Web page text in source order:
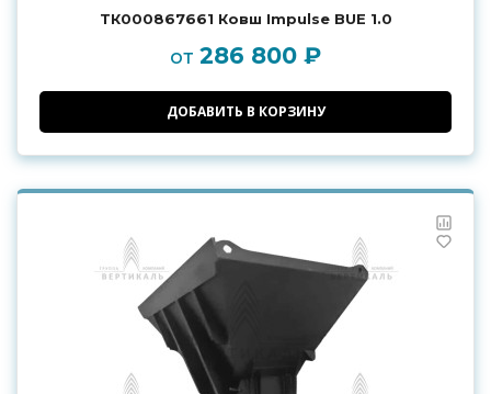
ТК000867661 Ковш Impulse BUE 1.0
от 286 800 ₽
ДОБАВИТЬ В КОРЗИНУ